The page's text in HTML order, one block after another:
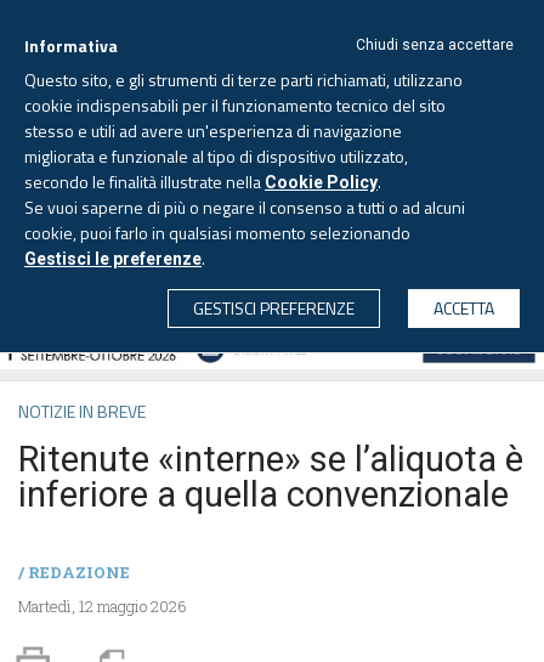
CERCA
Sabato, 8 agosto 2026 - Aggiornato alle 6.00
NOTIZIE IN BREVE
Ritenute «interne» se l’aliquota è
inferiore a quella convenzionale
/REDAZIONE
Martedì, 12 maggio 2026
Chiudi senza accettare
Informativa
Questo sito, e gli strumenti di terze parti richiamati, utilizzano
cookie indispensabili per il funzionamento tecnico del sito
stesso e utili ad avere un'esperienza di navigazione
migliorata e funzionale al tipo di dispositivo utilizzato,
secondo le finalità illustrate nella Cookie Policy.
Se vuoi saperne di più o negare il consenso a tutti o ad alcuni
cookie, puoi farlo in qualsiasi momento selezionando
Gestisci le preferenze.
GESTISCI PREFERENZE
ACCETTA